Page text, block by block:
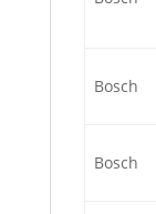
Bosch
Bosch